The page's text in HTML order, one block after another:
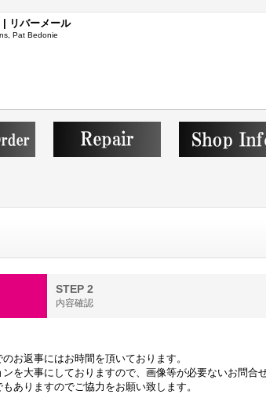
| リバーメール
Pat Bedonie
STEP 2
内容確認
お返事にはお時間を頂いております。
を大事にしておりますので、画像等が必要ないお問合
ありますのでご協力をお願い致します。